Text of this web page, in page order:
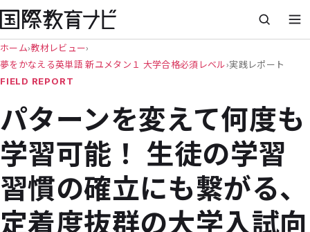
ホーム›教材レビュー›
夢をかなえる英単語 新ユメタン１ 大学合格必須レベル›実践レポート
FIELD REPORT
パターンを変えて何度も
学習可能！ 生徒の学習
習慣の確立にも繋がる、
定着度抜群の大学入試向